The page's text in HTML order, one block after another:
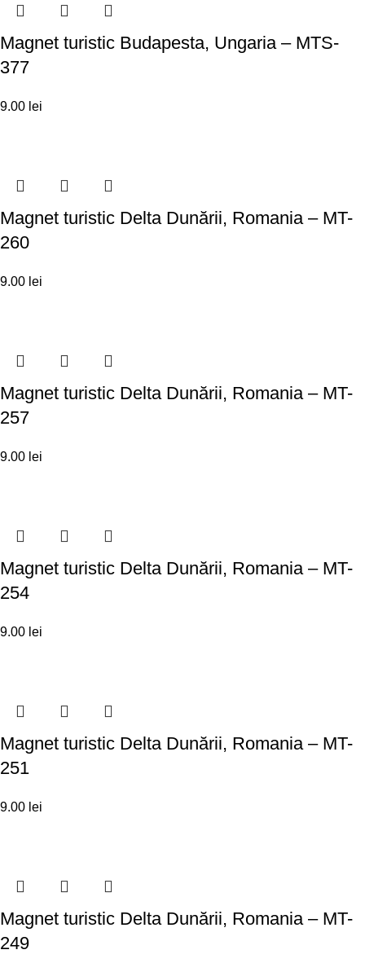
Magnet turistic Budapesta, Ungaria – MTS-
377
9.00 lei
Magnet turistic Delta Dunării, Romania – MT-
260
9.00 lei
Magnet turistic Delta Dunării, Romania – MT-
257
9.00 lei
Magnet turistic Delta Dunării, Romania – MT-
254
9.00 lei
Magnet turistic Delta Dunării, Romania – MT-
251
9.00 lei
Magnet turistic Delta Dunării, Romania – MT-
249